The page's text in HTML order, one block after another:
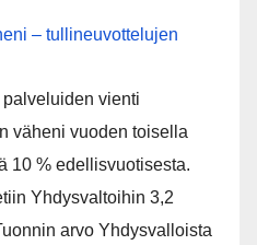
– tullineuvottelujen
vienti
väheni vuoden toisella
10 % edellisvuotisesta.
Yhdysvaltoihin 3,2
arvo Yhdysvalloista